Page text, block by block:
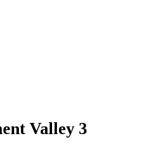
Valley 3